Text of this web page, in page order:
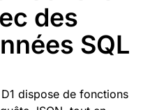
des
SQL
dispose de fonctions